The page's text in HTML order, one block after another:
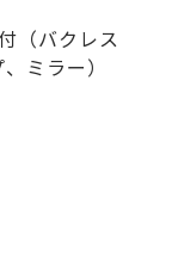
バクレス
ミラー）